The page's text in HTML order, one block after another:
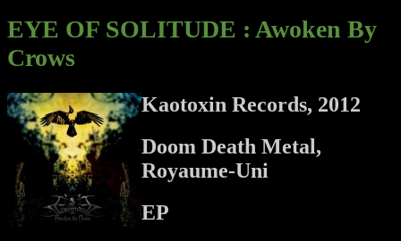
EYE OF SOLITUDE : Awoken By
Crows
Kaotoxin Records, 2012
Doom Death Metal,
Royaume-Uni
EP